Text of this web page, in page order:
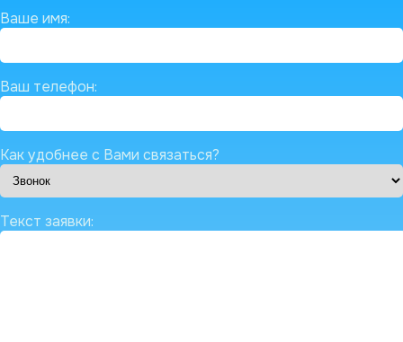
Ваше имя:
Ваш телефон:
Как удобнее с Вами связаться?
Текст заявки: